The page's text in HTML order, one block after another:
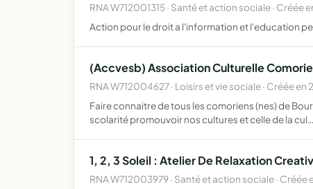
RNA W712001315 · Santé et action sociale · Créée
Action pour le droit a l'information et l'education
(Accvesb) Association Culturelle
RNA W712004627 · Loisirs et vie sociale · Créée en
Faire connaitre de tous les comoriens (nes) de
scolarité promouvoir nos cultures et celle de la cul…
1, 2, 3 Soleil : Atelier De Relaxation
RNA W712003979 · Santé et action sociale · Créée